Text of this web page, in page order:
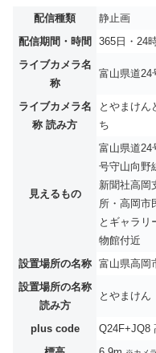
配信種類
静止画
配信期間・時間
365日・24
ライブカメラ名
称
富山県道24
ライブカメラ名
称 読み方
とやまけん
ち
見えるもの
富山県道24
号守山向野
新聞社高岡
所・高岡市
とギャラリ
物館付近
設置場所の名称
富山県高岡
設置場所の名称
読み方
とやまけ
plus code
Q24F+JQ8